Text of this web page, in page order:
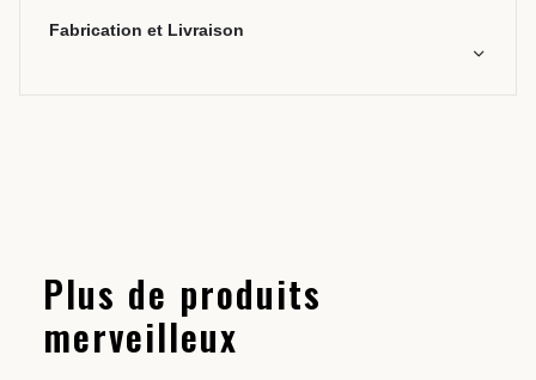
Fabrication et Livraison
Plus de produits
merveilleux